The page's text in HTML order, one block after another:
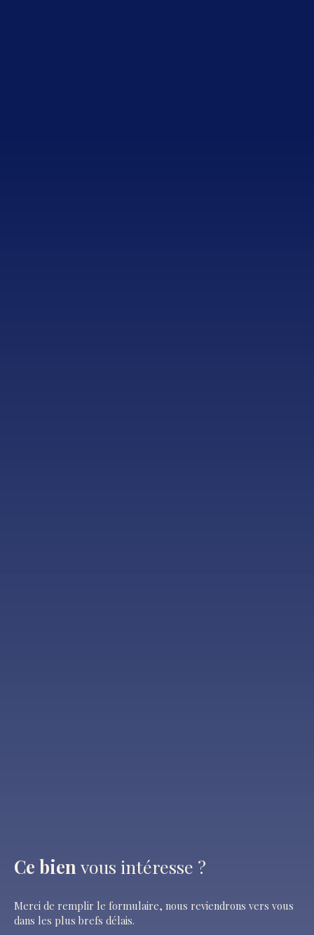
Ce bien vous intéresse ?
Merci de remplir le formulaire, nous reviendrons vers vous
dans les plus brefs délais.